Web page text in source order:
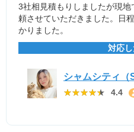
3社相見積もりしましたが現
頼させていただきました。日
かりました。
対応
シャムシティ（
★★★★★
★★★★★ 4.4